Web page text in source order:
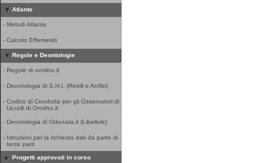
Atlante
- Metodi Atlante
- Calcolo Effemeridi
Regole e Deontologie
- Regole di ornitho.it
- Deontologia di S.H.I. (Rettili e Anfibi)
- Codice di Condotta per gli Osservatori di
Uccelli di Ornitho.it
- Deontologia di Odonata.it (Libellule)
- Istruzioni per la richiesta dati da parte di
terze parti
Progetti approvati in corso